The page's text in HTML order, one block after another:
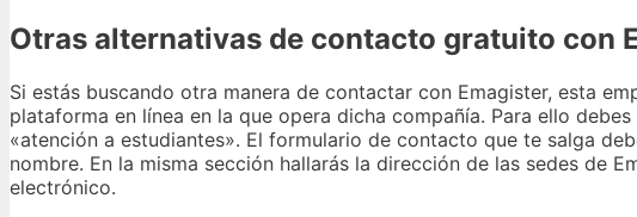
Otras alternativas de contacto gratuito con
Si estás buscando otra manera de contactar con Emagister, esta
plataforma en línea en la que opera dicha compañía. Para ello
«atención a estudiantes». El formulario de contacto que te salga
nombre. En la misma sección hallarás la dirección de las sedes de
electrónico.